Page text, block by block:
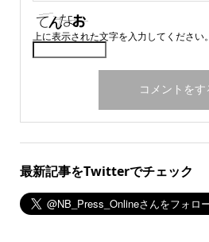
上に表示された文字を入力してください。
最新記事をTwitterでチェック